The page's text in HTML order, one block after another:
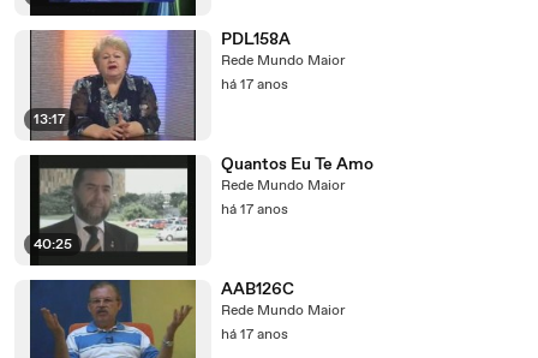
13:17
PDL158A
Rede Mundo Maior
há 17 anos
40:25
Quantos Eu Te Amo
Rede Mundo Maior
há 17 anos
AAB126C
Rede Mundo Maior
há 17 anos